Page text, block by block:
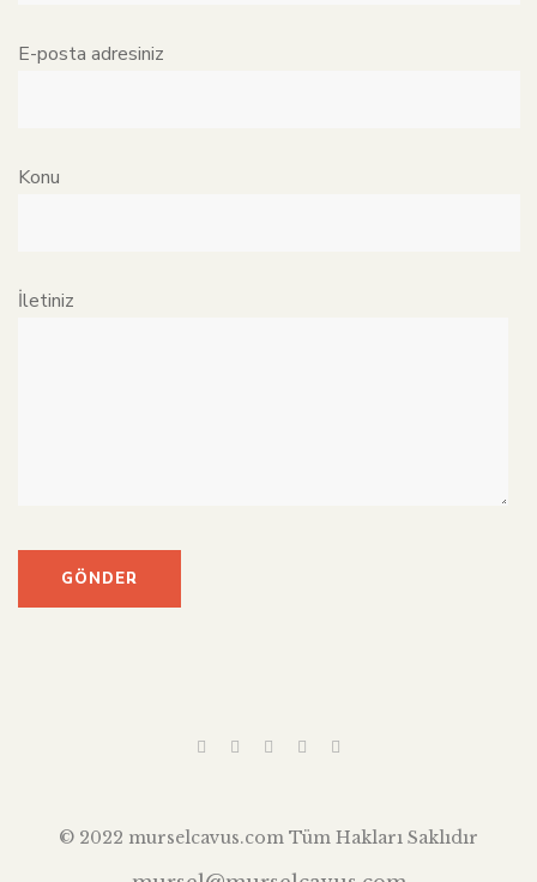
E-posta adresiniz
Konu
İletiniz
© 2022 murselcavus.com Tüm Hakları Saklıdır